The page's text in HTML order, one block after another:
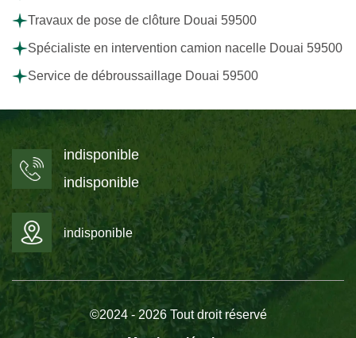
Travaux de pose de clôture Douai 59500
Spécialiste en intervention camion nacelle Douai 59500
Service de débroussaillage Douai 59500
indisponible
indisponible
indisponible
©2024 - 2026 Tout droit réservé